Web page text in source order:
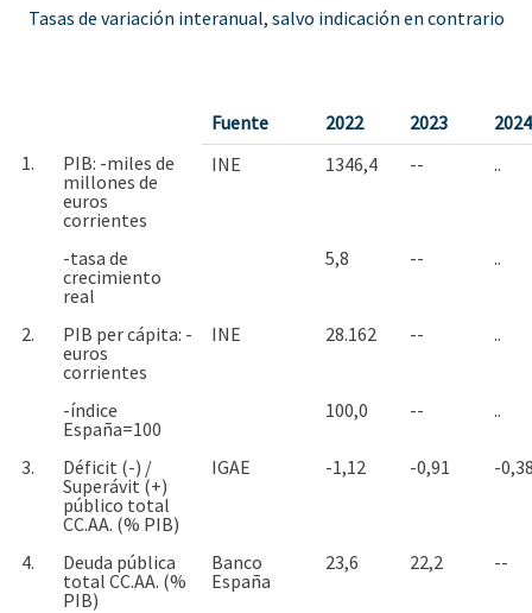
Tasas de variación interanual, salvo indicación en contrario
Fuente 2022 2023
1.
PIB: -miles de
millones de
euros
corrientes
INE 1346,4 -- ..
-tasa de
crecimiento
real
5,8 -- ..
2.
PIB per cápita: -
euros
corrientes
INE 28.162 -- ..
-índice
España=100
100,0 -- ..
3.
Déficit (-) /
Superávit (+)
público total
CC.AA. (% PIB)
IGAE -1,12 -0,91 -
4.
Deuda pública
total CC.AA. (%
PIB)
Banco
España
23,6 22,2 --